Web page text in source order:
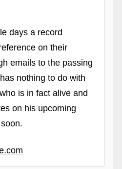
days a record
on their
emails to the passing
nothing to do with
is in fact alive and
on his upcoming